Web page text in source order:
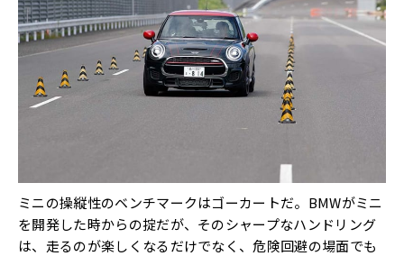
ミニの操縦性のベンチマークはゴーカートだ。BMWがミニ
を開発した時からの掟だが、そのシャープなハンドリング
は、走るのが楽しくなるだけでなく、危険回避の場面でも